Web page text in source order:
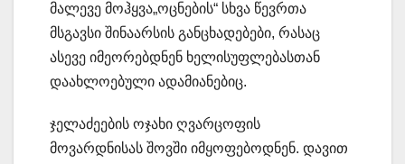
მალევე მოჰყვა„ოცნების“ სხვა წევრთა
მსგავსი შინაარსის განცხადებები, რასაც
ასევე იმეორებდნენ ხელისუფლებასთან
დაახლოებული ადამიანებიც.
ჯელაძეების ოჯახი ღვარცოფის
მოვარდნისას შოვში იმყოფებოდნენ. დავით